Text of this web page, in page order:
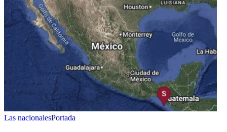
Las nacionalesPortada